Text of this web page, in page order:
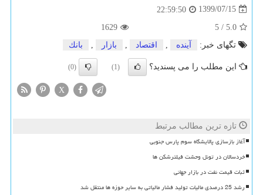
1399/07/15
22:59:50
5.0
/
5
1629
تگهای خبر:
آینده , اقتصاد , بازار , بانك
این مطلب را می پسندید؟ (1)
(0)
X
تازه ترین مطالب مرتبط
آغاز بازسازی پالایشگاه سوم پارس جنوبی
خردسالان در تونل وحشت فیلترشکن ها
ثبات قیمت نفت در بازار جهانی
رشد 25 درصدی مالیات تولید فشار مالیاتی به سایر حوزه ها منتقل شد